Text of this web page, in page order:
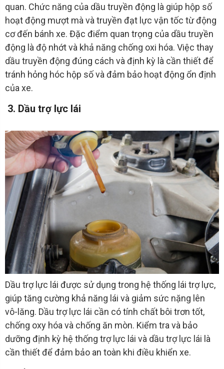
quan. Chức năng của dầu truyền động là giúp hộp số
hoạt động mượt mà và truyền đạt lực vận tốc từ động
cơ đến bánh xe. Đặc điểm quan trọng của dầu truyền
động là độ nhớt và khả năng chống oxi hóa. Việc thay
dầu truyền động đúng cách và định kỳ là cần thiết để
tránh hỏng hóc hộp số và đảm bảo hoạt động ổn định
của xe.
3. Dầu trợ lực lái
Dầu trợ lực lái được sử dụng trong hệ thống lái trợ lực,
giúp tăng cường khả năng lái và giảm sức nặng lên
vô-lăng. Dầu trợ lực lái cần có tính chất bôi trơn tốt,
chống oxy hóa và chống ăn mòn. Kiểm tra và bảo
dưỡng định kỳ hệ thống trợ lực lái và dầu trợ lực lái là
cần thiết để đảm bảo an toàn khi điều khiển xe.